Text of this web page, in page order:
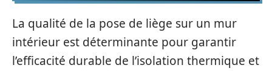
La qualité de la pose de liège sur un mur
intérieur est déterminante pour garantir
l’efficacité durable de l’isolation thermique et